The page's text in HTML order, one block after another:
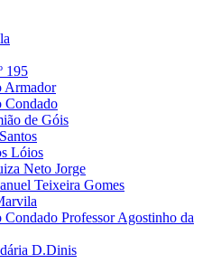
195
Armador
Condado
de Góis
Lóios
Neto Jorge
Teixeira Gomes
Professor Agostinho da
D.Dinis